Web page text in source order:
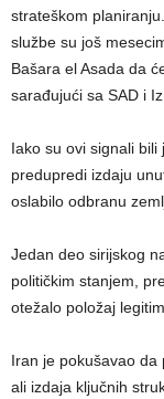
strateškom
službe su još
Bašara el Asada da
sarađujući sa SAD i
Iako su ovi signali
predupredi izdaju
oslabilo odbranu
Jedan deo sirijskog
političkim stanjem,
otežalo položaj
Iran je pokušavao da
ali izdaja ključnih